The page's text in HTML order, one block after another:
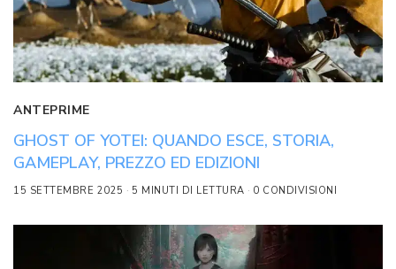
ANTEPRIME
GHOST OF YOTEI: QUANDO ESCE, STORIA,
GAMEPLAY, PREZZO ED EDIZIONI
15 SETTEMBRE 2025 5 MINUTI DI LETTURA 0 CONDIVISIONI